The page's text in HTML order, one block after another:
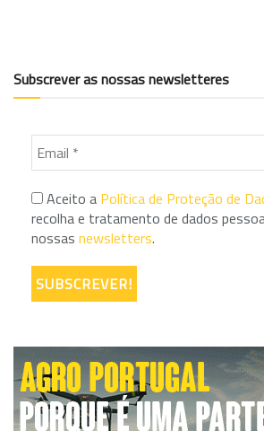
Subscrever as nossas newsletteres
Aceito a Política de Proteção de
recolha e tratamento de dados
nossas newsletters.